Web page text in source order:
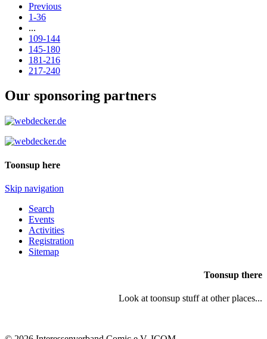
Previous
1-36
...
109-144
145-180
181-216
217-240
Our sponsoring partners
Toonsup here
Skip navigation
Search
Events
Activities
Registration
Sitemap
Toonsup there
Look at toonsup stuff at other places...